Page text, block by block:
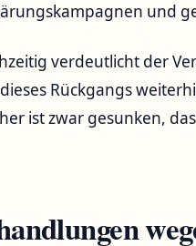
und
verdeutlicht der
Rückgangs
ist zwar gesunken,